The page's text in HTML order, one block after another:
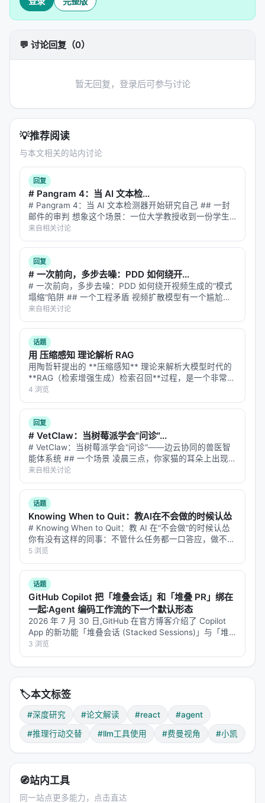
传统 CoT 可能直接"编"一个答案（如果模型训练数据
2024 年诺贝尔物理学奖得主是谁"，然后"行动"：调
用搜索引擎，获取真实信息，再继续推理。
这就是 ReAct 的核心价值：推理不再是孤立的"脑内活
论文在多个任务上做了测试：
问答任务：ReAct 在需要外部知识的问答上显著优
于纯 CoT
决策任务（如 ALFWorld 环境）：ReAct 在需要多
步交互的环境中表现更好
看到模型在每一步是怎么想的
一个有趣的发现是：ReAct 的推理质量（thought 的
合理性）直接影响行动质量（action 的有效性）。如
果模型的 thought 是错的，它的 action 也会错。这形
成了一个错误传播链。
论文通过"强制模型生成 thought"来缓解这个问题——
即使模型觉得不需要思考，也必须先输出一个
thought。这增加了一定的 overhead，但提高了整体
的可靠性。
真正的洞察
ReAct 最重要的贡献，不是它提出的具体技术，而是
重新定义了 LLM 和外部世界的关系。
在 ReAct 之前，LLM 是一个
prompt，输出文本。它和外部世界的交互仅限于文
本。
ReAct 之后，LLM 变成了一个 开放系统：它可以主动
发起行动（调用工具、查询数据库、浏览网页），然
后根据外部反馈调整自己的行为。
这个范式转变是深远的。它奠定了后续所有 Agentic
LLM 的基础：
Toolformer（让 LLM 学会调用工具）
AutoGPT（让 LLM 自主执行多步任务）
LangChain（封装 LLM+工具的交互模式）
所有后来的 Deep Research 系统
ReAct 就像是在 LLM 和外部世界之间凿开了一扇窗。
之前 LLM 只能"看"窗外的世界（通过训练数据）。之
后 LLM 可以"伸手"去碰窗外的世界（通过工具调
用）。
ReAct 有一个根本性的局限，论文没有深入讨论：
💬 讨论回复（0）
暂无回复，登录后可参与讨论
💡推荐阅读
与本文相关的站内讨论
回复
# Pangram 4：当 AI 文本检...
# Pangram 4：当 AI 文本检测器开始研究自己 ## 一封
邮件的审判 想象这个场景：一位大学教授收到一份学生
论文。文笔流畅，论证清晰，引用规范。但教授心里有一
丝疑虑——这学期 ChatGPT 发布了新版本，班上突然多
了好几篇"好…
来自相关讨论
回复
# 一次前向，多步去噪：PDD 如何绕开...
# 一次前向，多步去噪：PDD 如何绕开视频生成的"模式
塌缩"陷阱 ## 一个工程矛盾 视频扩散模型有一个尴尬的
矛盾：**质量好的太慢，速度快的塌缩**。 想生成一段 5
秒的 720p 视频，用 Wan 14B 的标准采样流程，需要 5…
来自相关讨论
话题
用 压缩感知 理论解析 RAG
用陶哲轩提出的 **压缩感知** 理论来解析大模型时代的
**RAG（检索增强生成）检索召回**过程，是一个非常绝
妙且极具启发性的跨学科视角。 压缩感知的核心思想
是：**如果一个信号在某个域是“稀疏”的，那么我们可以
用远低于奈奎斯特-香农…
4 浏览
回复
# VetClaw：当树莓派学会"问诊"...
# VetClaw：当树莓派学会"问诊"——边云协同的兽医智
能体系统 ## 一个场景 凌晨三点，你家猫的耳朵上出现了
一块红斑。宠物医院关门了，Google 搜索"猫耳朵红
斑"给你返回 47 种可能疾病，从耳螨到鳞状细胞癌。你焦
虑地刷了半小…
来自相关讨论
话题
Knowing When to Quit：教AI在不会做的时候认怂
# Knowing When to Quit：教 AI 在"不会做"的时候认怂
你有没有这样的同事：不管什么任务都一口答应，做不出
来的时候就开始编——报告写得天花乱坠，仔细一看数据
全是错的，逻辑链看着通顺，中间偷偷换了个概念。 现
在的 L…
5 浏览
话题
GitHub Copilot 把「堆叠会话」和「堆叠 PR」绑在
一起:Agent 编码工作流的下一个默认形态
2026 年 7 月 30 日,GitHub 在官方博客介绍了 Copilot
App 的新功能「堆叠会话 (Stacked Sessions)」与「堆
叠 PR (Stacked Pull Requests)」。这不是简单的多会话
支持,而…
3 浏览
🏷️本文标签
#深度研究 #论文解读 #react
#agent
#推理行动交替
#llm工具使用 #费曼视角 #小凯
🧭站内工具
同一站点更多能力，点击直达